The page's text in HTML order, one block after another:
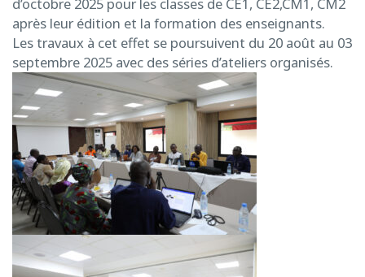
d’octobre 2025 pour les classes de CE1, CE2,CM1, CM2
après leur édition et la formation des enseignants.
Les travaux à cet effet se poursuivent du 20 août au 03
septembre 2025 avec des séries d’ateliers organisés.